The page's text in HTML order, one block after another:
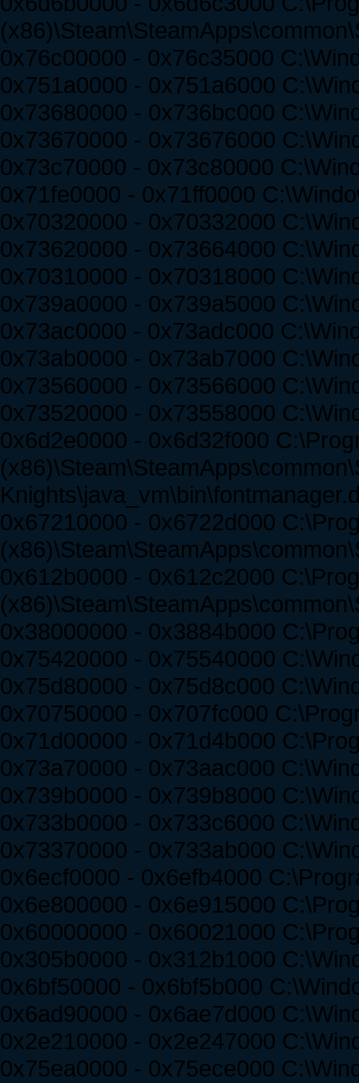
0x76c00000 - 0x76c35000
0x751a0000 - 0x751a6000
0x73680000 - 0x736bc000
0x73670000 - 0x73676000
0x73c70000 - 0x73c80000
0x71fe0000 - 0x71ff0000
0x70320000 - 0x70332000
0x73620000 - 0x73664000
0x70310000 - 0x70318000
0x739a0000 - 0x739a5000
0x73ac0000 - 0x73adc000
0x73ab0000 - 0x73ab7000
0x73560000 - 0x73566000
0x73520000 - 0x73558000
0x6d2e0000 - 0x6d32f000
0x67210000 - 0x6722d000
0x612b0000 - 0x612c2000
0x38000000 - 0x3884b000
0x75420000 - 0x75540000
0x75d80000 - 0x75d8c000
0x70750000 - 0x707fc000
0x71d00000 - 0x71d4b000
0x73a70000 - 0x73aac000
0x739b0000 - 0x739b8000
0x733b0000 - 0x733c6000
0x73370000 - 0x733ab000
0x6ecf0000 - 0x6efb4000
0x6e800000 - 0x6e915000
0x60000000 - 0x60021000
0x305b0000 - 0x312b1000
0x6bf50000 - 0x6bf5b000
0x6ad90000 - 0x6ae7d000
0x2e210000 - 0x2e247000
0x75ea0000 - 0x75ece000